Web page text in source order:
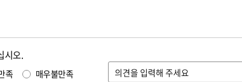
시오.
족 매우불만족